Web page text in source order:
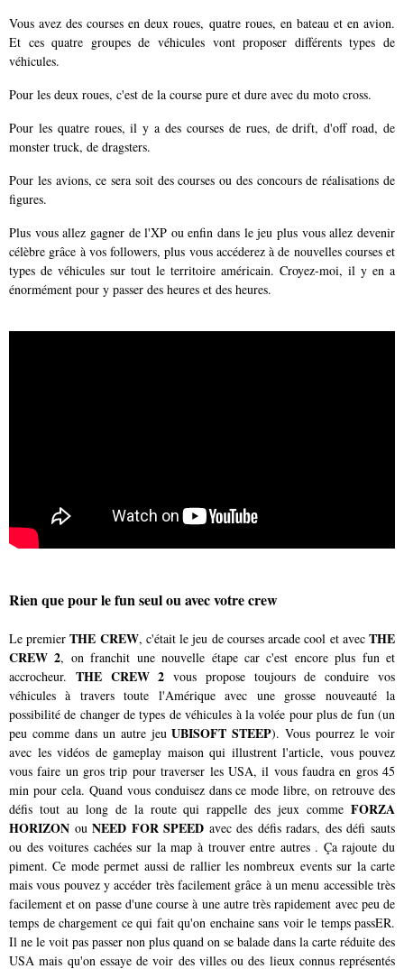
Vous avez des courses en deux roues, quatre roues, en bateau et en avion.
Et ces quatre groupes de véhicules vont proposer différents types de
véhicules.
Pour les deux roues, c'est de la course pure et dure avec du moto cross.
Pour les quatre roues, il y a des courses de rues, de drift, d'off road, de
monster truck, de dragsters.
Pour les avions, ce sera soit des courses ou des concours de réalisations de
figures.
Plus vous allez gagner de l'XP ou enfin dans le jeu plus vous allez devenir
célèbre grâce à vos followers, plus vous accéderez à de nouvelles courses et
types de véhicules sur tout le territoire américain. Croyez-moi, il y en a
énormément pour y passer des heures et des heures.
Rien que pour le fun seul ou avec votre crew
Le premierTHE CREW, c'était le jeu de courses arcade cool et avecTHE
CREW 2, on franchit une nouvelle étape car c'est encore plus fun et
accrocheur. THE CREW 2 vous propose toujours de conduire vos
véhicules à travers toute l'Amérique avec une grosse nouveauté la
possibilité de changer de types de véhicules à la volée pour plus de fun (un
peu comme dans un autre jeuUBISOFT STEEP). Vous pourrez le voir
avec les vidéos de gameplay maison qui illustrent l'article, vous pouvez
vous faire un gros trip pour traverser les USA, il vous faudra en gros 45
min pour cela. Quand vous conduisez dans ce mode libre, on retrouve des
défis tout au long de la route qui rappelle des jeux comme FORZA
HORIZON ouNEED FOR SPEED avec des défis radars, des défi sauts
ou des voitures cachées sur la map à trouver entre autres . Ça rajoute du
piment. Ce mode permet aussi de rallier les nombreux events sur la carte
mais vous pouvez y accéder très facilement grâce à un menu accessible très
facilement et on passe d'une course à une autre très rapidement avec peu de
temps de chargement ce qui fait qu'on enchaine sans voir le temps passER.
Il ne le voit pas passer non plus quand on se balade dans la carte réduite des
USA mais qu'on essaye de voir des villes ou des lieux connus représentés